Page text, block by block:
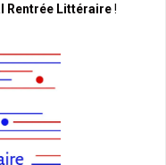
Rentrée Littéraire!